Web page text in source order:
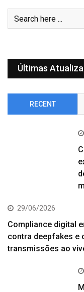
Últimas
RECENT
29/06/2026
Compliance digital
contra deepfakes e
transmissões ao